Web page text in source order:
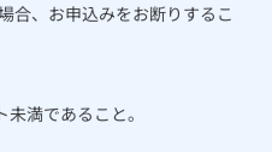
合、お申込みをお断りするこ
満であること。